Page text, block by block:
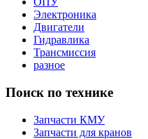
Электроника
Двигатели
Гидравлика
Трансмиссия
разное
Поиск по технике
Запчасти КМУ
Запчасти для кранов